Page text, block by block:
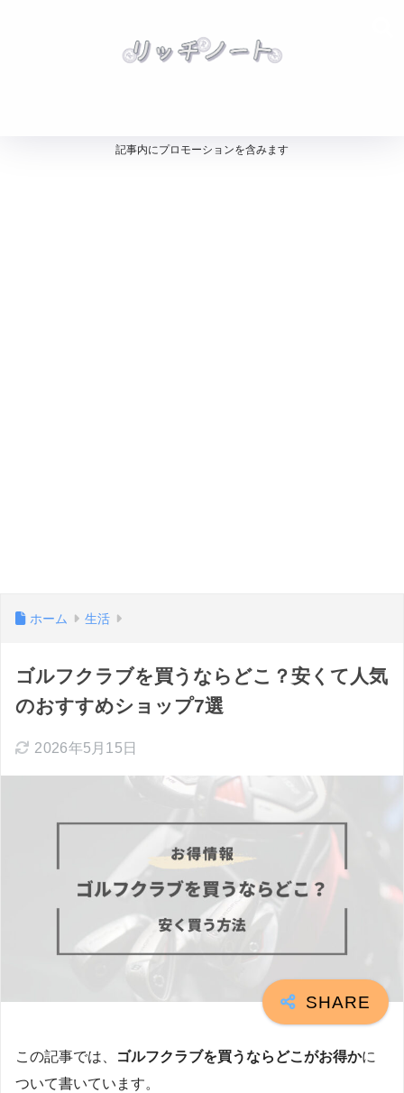
記事内にプロモーションを含みます
ホーム 生活
ゴルフクラブを買うならどこ？安くて人気
のおすすめショップ7選
2026年5月15日
この記事では、 ゴルフクラブを買うならどこがお得かに
ついて書いています。